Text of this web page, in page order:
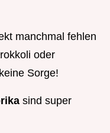
manchmal fehlen
oder
Sorge!
sind super